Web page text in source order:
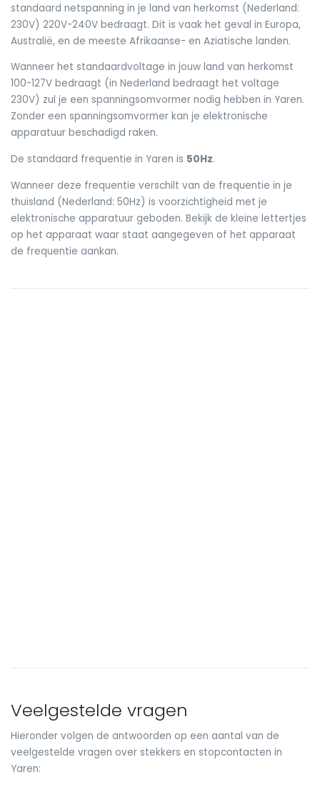
standaard netspanning in je land van herkomst (Nederland:
230V) 220V-240V bedraagt. Dit is vaak het geval in Europa,
Australië, en de meeste Afrikaanse- en Aziatische landen.
Wanneer het standaardvoltage in jouw land van herkomst
100-127V bedraagt (in Nederland bedraagt het voltage
230V) zul je een spanningsomvormer nodig hebben in Yaren.
Zonder een spanningsomvormer kan je elektronische
apparatuur beschadigd raken.
De standaard frequentie in Yaren is 50Hz.
Wanneer deze frequentie verschilt van de frequentie in je
thuisland (Nederland: 50Hz) is voorzichtigheid met je
elektronische apparatuur geboden. Bekijk de kleine lettertjes
op het apparaat waar staat aangegeven of het apparaat
de frequentie aankan.
Veelgestelde vragen
Hieronder volgen de antwoorden op een aantal van de
veelgestelde vragen over stekkers en stopcontacten in
Yaren: